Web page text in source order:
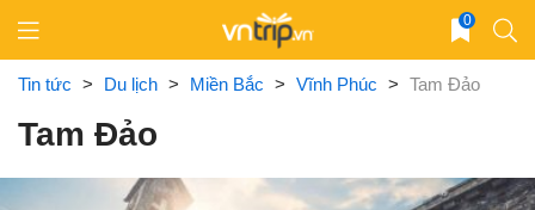
content
0
Tin tức > Du lịch > Miền Bắc > Vĩnh Phúc > Tam Đảo
Tam Đảo